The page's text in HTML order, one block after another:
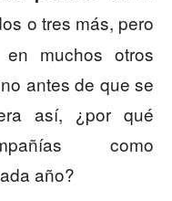
o tres más, pero
muchos otros
antes de que se
así, ¿por qué
como
año?